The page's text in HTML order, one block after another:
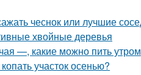
чеснок или лучшие
хвойные деревья
—, какие можно пить
участок осенью?